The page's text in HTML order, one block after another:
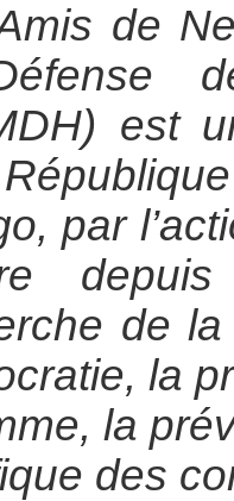
de
est
par
de
la
la
des